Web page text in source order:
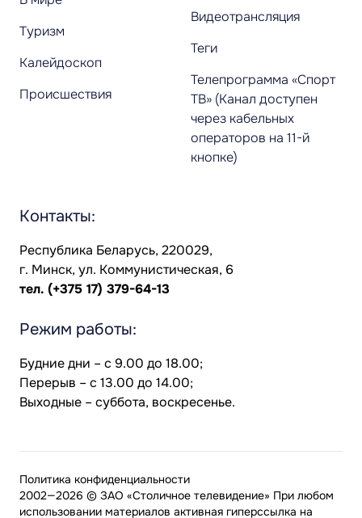
Туризм
Калейдоскоп
Происшествия
Видеотрансляция
Теги
Телепрограмма «Спорт
ТВ» (Канал доступен
через кабельных
операторов на 11-й
кнопке)
Контакты:
Республика Беларусь, 220029,
г. Минск, ул. Коммунистическая, 6
тел. (+375 17) 379-64-13
Режим работы:
Будние дни – с 9.00 до 18.00;
Перерыв – с 13.00 до 14.00;
Выходные – суббота, воскресенье.
2002—2026 © ЗАО «Столичное телевидение» При любом
использовании материалов активная гиперссылка на
Политика конфиденциальности